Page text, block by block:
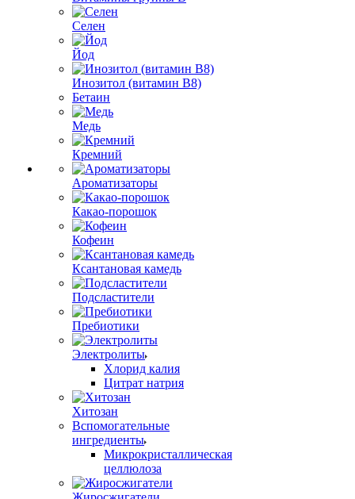
Селен
Йод
Инозитол (витамин B8)
Бетаин
Медь
Кремний
Ароматизаторы
Какао-порошок
Кофеин
Ксантановая камедь
Подсластители
Пребиотики
Электролиты
Хлорид калия
Цитрат натрия
Хитозан
Вспомогательные
ингредиенты
Микрокристаллическая
целлюлоза